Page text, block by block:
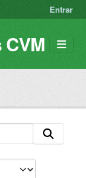
Entrar